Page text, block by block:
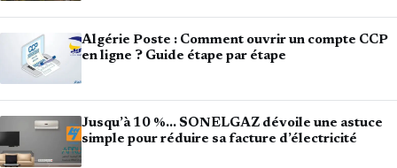
Algérie Poste : Comment ouvrir un compte CCP
en ligne ? Guide étape par étape
Jusqu’à 10 %… SONELGAZ dévoile une astuce
simple pour réduire sa facture d’électricité